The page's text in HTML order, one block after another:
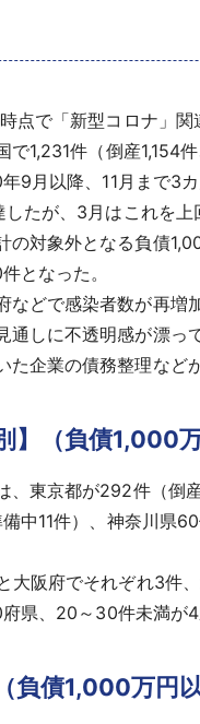
点で「新型コロナ」関
で1,231件（倒産1,154
9月以降、11月まで3
たが、3月はこれを
の対象外となる負債
となった。
どで感染者数が再増
通しに不透明感が漂っ
た企業の債務整理など
】（負債1,000
、東京都が292件（倒
備中11件）、神奈川
大阪府でそれぞれ3件
県、20～30件未満が
負債1,000万